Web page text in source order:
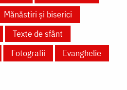
Mănăstiri și biserici
Texte de sfânt
Fotografii
Evanghelie